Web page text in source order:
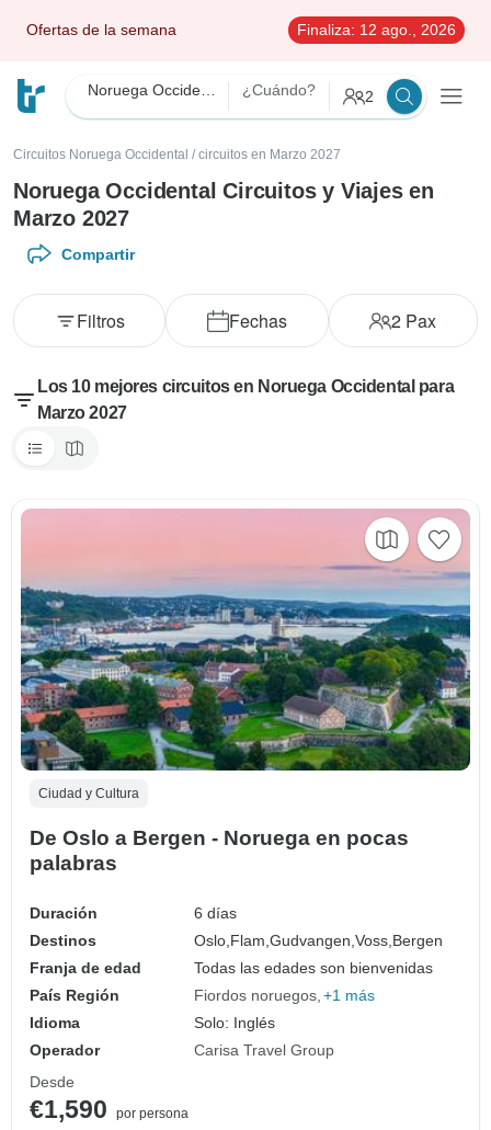
Ofertas de la semana Finaliza: 12 ago., 2026
¿Cuándo? 2
Circuitos Noruega Occidental / circuitos en Marzo 2027
Noruega Occidental Circuitos y Viajes en
Marzo 2027
Compartir
Fechas 2 Pax
Filtros
Los 10 mejores circuitos en Noruega Occidental para
Marzo 2027
Ciudad y Cultura
De Oslo a Bergen - Noruega en pocas
palabras
Duración
6 días
Destinos
Oslo, Flam,Gudvangen,Voss, Bergen
Franja de edad
Todas las edades son bienvenidas
País Región
Fiordos noruegos +1 más
Idioma
Solo: Inglés
Operador
Carisa Travel Group
Desde
€1,590
por persona